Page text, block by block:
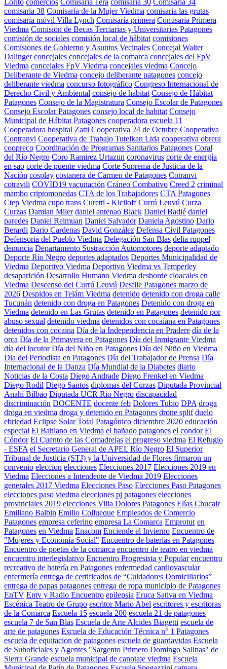
Lorito comercios Comisaría 1era comisaria 30 Comisaria 34
comisaria 38 Comisaría de la Mujer Viedma comisaria las grutas
comisaría móvil Villa Lynch Comisaría primera Comisaria Primera
Viedma Comisión de Becas Terciarias y Universitarias Patagones
comisión de sociales comisión local de hábitat comisiones
Comisiones de Gobierno y Asuntos Vecinales Concejal Walter
Dalinger concejales concejales de la comarca concejales del FpV
Viedma concejales FpV Viedma concejales viedma Concejo
Deliberante de Viedma concejo deliberante patagones concejo
deliberante viedma concurso fotográfico Congreso Internacional de
Derecho Civil y Ambiental consejo de habitat Consejo de Hábitat
Patagones Consejo de la Magistratura Consejo Escolar de Patagones
Consejo Escolar Patagones consejo local de habitat Consejo
Municipal de Hábitat Patagones cooperadora escuela 11
Cooperadora hospital Zatti Cooperativa 24 de Octubre Cooperativa
Contranvi Cooperativa de Trabajo Tutelkan Ltda cooperativa obrera
coopreco Coordinación de Programas Sanitarios Patagones Coral
del Río Negro Coro Ramirez Urtazun coronavirus corte de energía
en sao corte de puente viedma Corte Suprema de Justicia de la
Nación cosplay costanera de Carmen de Patagones Cotranvi
cotravili COVID19 vacunación Cráneo Combativo Creed 2 criminal
mambo criptomonedas CTA de los Trabajadores CTA Patagones
Ctep Viedma cupo trans Curetti - Kiciloff Currú Leuvú Curza
Curzas Damian Miler daniel antenao Black Daniel Badié daniel
paredes Daniel Relmuan Daniel Salvador Daniela Agostino Dario
Berardi Dario Cardenas David González Defensa Civil Patagones
Defensoria del Pueblo Viedma Delegación San Blas delia ruppel
denuncia Departamento Sustracción Automotores deporte adaptado
Deporte Río Negro deportes adaptados Deportes Municipalidad de
Viedma Deportivo Viedma Deportivo Viedma vs Temperley
desaparición Desarrollo Humano Viedma desborde cloacales en
Viedma Descenso del Currú Leuvú Desfile Patagones marzo de
2026 Despidos en Telám Viedma detenido detenido con droga calle
Tucunán detenido con droga en Patagones Detenido con droga en
Viedma detenido en Las Grutas detenido en Patagones detenido por
abuso sexual detenido viedma detenidos con cocaíana en Patagones
detenidos con cocaina Día de la Independencia en Pradere día de la
orca Día de la Primavera en Patagones Día del Inmigrante Viedma
día del locutor Día del Niño en Patagones Día del Niño en Viedma
Dia del Periodista en Patagones Día del Trabajador de Prensa Día
Internacional de la Danza Día Mundial de la Diabetes diario
Noticias de la Costa Diego Andrade Diego Frenkel en Viedma
Diego Rodil Diego Santos diplomas del Curzas Diputada Provincial
Anahí Bilbao Diputada UCR Rio Negro discapacidad
discriminación DOCENTE docente feb Dolores Tubio DPA droga
droga en viedma droga y detenido en Patagones drone splif duelo
ebriedad Eclipse Solar Total Patagónico diciembre 2020 educación
especial El Bahiano en Viedma el bañado patagones el condor El
Cóndor El Cuento de las Comadrejas el progreso viedma El Refugio
- ESFA el Secretario General de APEL Río Negro El Superior
Tribunal de Justicia (STJ) y la Universidad de Flores firmaron un
convenio eleccion elecciones Elecciones 2017 Elecciones 2019 en
Viedma Elecciones a Intendente de Viedma 2019 Elecciones
generales 2017 Viedma Elecciones Paso Elecciones Paso Patagones
elecciones paso viedma elecciones pj patagones elecciones
provinciales 2019 elecciones Villa Dolores Patagones Elías Chucair
Emiliano Balbin Emilio Collueque Empleados de Comercio
Patagones empresa ceferino empresa La Comarca Emprotur en
Patagones en Viedma Enacom Enciende el Invierno Encuentro de
"Mujeres y Economía Social" Encuentro de baterías en Patagones
Encuentro de poetas de la comarca encuentro de teatro en viedma
encuentro interlegislativo Encuentro Progresista y Popular encuentro
recreativo de batería en Patagones enfermedad cardiovascular
enfermería entrega de certificados de “Cuidadores Domiciliarios”
entrega de papas patagones entrega de ropa municipio de Patagones
EnTV Entv y Radio Encuentro epilepsia Eruca Sativa en Viedma
Escénica Teatro de Grupo escritor Mario Abel escritores y escritoras
de la Comarca Escuela 15 escuela 200 escuela 21 de patagones
escuela 7 de San Blas Escuela de Arte Alcides Biagetti escuela de
arte de patagones Escuela de Educación Técnica n° 1 Patagones
escuela de equitacion de patagones escuela de guardavidas Escuela
de Suboficiales y Agentes "Sargento Primero Domingo Salinas" de
Sierra Grande escuela municipal de canotaje viedma Escuela